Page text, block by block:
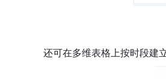
还可在多维表格上按时段建